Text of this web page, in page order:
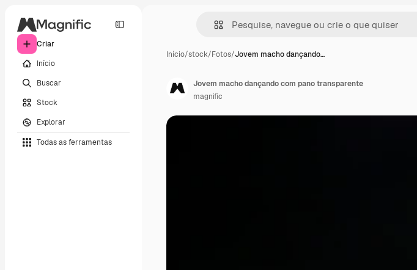
Criar
Início
Buscar
Stock
Explorar
Todas as ferramentas
Início/stock/Fotos/Jovem macho dançando…
Jovem macho dançando com pano transparente
magnific